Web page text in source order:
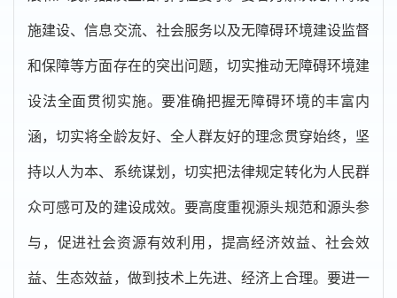
施建设、信息交流、社会服务以及无障碍环境建设监督
和保障等方面存在的突出问题，切实推动无障碍环境建
设法全面贯彻实施。要准确把握无障碍环境的丰富内
涵，切实将全龄友好、全人群友好的理念贯穿始终，坚
持以人为本、系统谋划，切实把法律规定转化为人民群
众可感可及的建设成效。要高度重视源头规范和源头参
与，促进社会资源有效利用，提高经济效益、社会效
益、生态效益，做到技术上先进、经济上合理。要进一